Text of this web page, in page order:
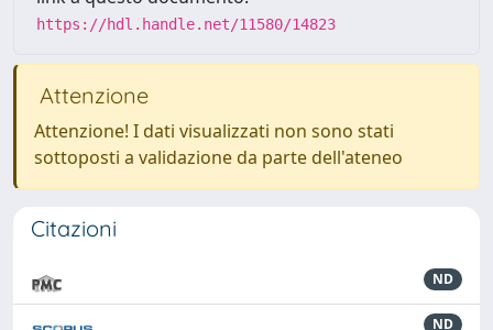
https://hdl.handle.net/11580/14823
Attenzione
Attenzione! I dati visualizzati non sono stati
sottoposti a validazione da parte dell'ateneo
Citazioni
ND
ND